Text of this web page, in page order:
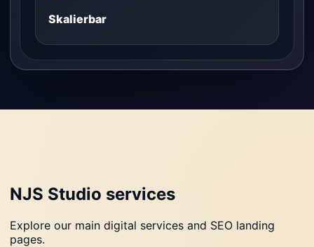
Skalierbar
NJS Studio services
Explore our main digital services and SEO landing
pages.